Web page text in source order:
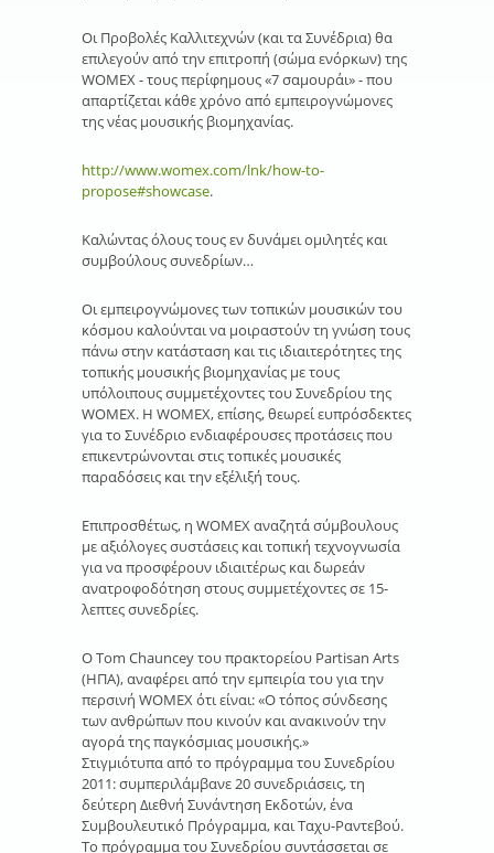
Οι Προβολές Καλλιτεχνών (και τα Συνέδρια) θα
επιλεγούν από την επιτροπή (σώμα ενόρκων) της
WOMEX - τους περίφημους «7 σαμουράι» - που
απαρτίζεται κάθε χρόνο από εμπειρογνώμονες
της νέας μουσικής βιομηχανίας.
http://www.womex.com/lnk/how-to-
propose#showcase.
Καλώντας όλους τους εν δυνάμει ομιλητές και
συμβούλους συνεδρίων…
Οι εμπειρογνώμονες των τοπικών μουσικών του
κόσμου καλούνται να μοιραστούν τη γνώση τους
πάνω στην κατάσταση και τις ιδιαιτερότητες της
τοπικής μουσικής βιομηχανίας με τους
υπόλοιπους συμμετέχοντες του Συνεδρίου της
WOMEX. Η WOMEX, επίσης, θεωρεί ευπρόσδεκτες
για το Συνέδριο ενδιαφέρουσες προτάσεις που
επικεντρώνονται στις τοπικές μουσικές
παραδόσεις και την εξέλιξή τους.
Επιπροσθέτως, η WOMEX αναζητά σύμβουλους
με αξιόλογες συστάσεις και τοπική τεχνογνωσία
για να προσφέρουν ιδιαιτέρως και δωρεάν
ανατροφοδότηση στους συμμετέχοντες σε 15-
λεπτες συνεδρίες.
Ο Tom Chauncey του πρακτορείου Partisan Arts
(ΗΠΑ), αναφέρει από την εμπειρία του για την
περσινή WOMEX ότι είναι: «Ο τόπος σύνδεσης
των ανθρώπων που κινούν και ανακινούν την
αγορά της παγκόσμιας μουσικής.»
Στιγμιότυπα από το πρόγραμμα του Συνεδρίου
2011: συμπεριλάμβανε 20 συνεδριάσεις, τη
δεύτερη Διεθνή Συνάντηση Εκδοτών, ένα
Συμβουλευτικό Πρόγραμμα, και Ταχυ-Ραντεβού.
Το πρόγραμμα του Συνεδρίου συντάσσεται σε